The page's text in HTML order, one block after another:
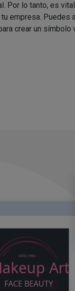
Por lo tanto, es
empresa. Puedes
crear un símbolo